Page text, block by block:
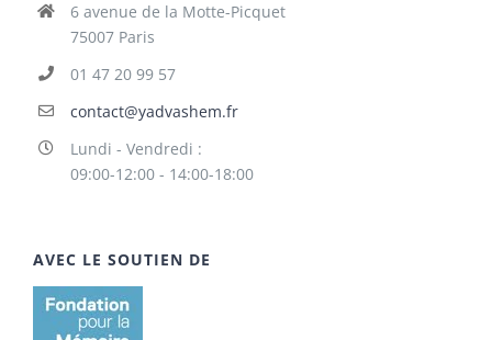
6 avenue de la Motte-Picquet
75007 Paris
01 47 20 99 57
contact@yadvashem.fr
Lundi - Vendredi :
09:00-12:00 - 14:00-18:00
AVEC LE SOUTIEN DE